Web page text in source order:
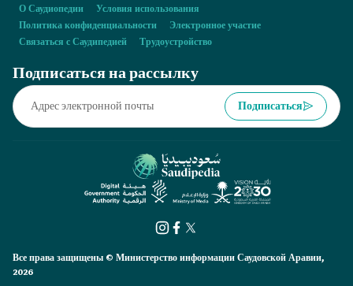
О Саудиопедии
Условия использования
Политика конфиденциальности
Электронное участие
Связаться с Саудипедией
Трудоустройство
Подписаться на рассылку
Подписаться
Все права защищены © Министерство информации Саудовской Аравии,
2026